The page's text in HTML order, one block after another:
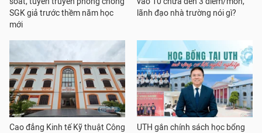
SGK giả trước thềm năm học
mới
lãnh đạo nhà trường nói gì?
Cao đẳng Kinh tế Kỹ thuật Công
UTH gắn chính sách học bổng